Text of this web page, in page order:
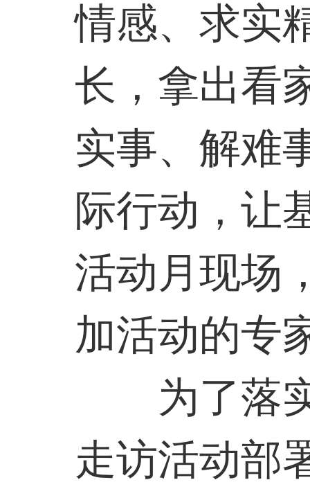
情感、求实
长，拿出看
实事、解难
际行动，让
活动月现场
加活动的专
为了落实
走访活动部